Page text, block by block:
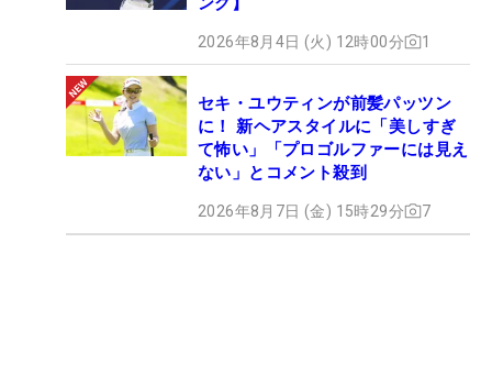
2026年8月4日 (火) 12時00分 1
セキ・ユウティンが前髪パッツン
に！ 新ヘアスタイルに「美しすぎ
て怖い」「プロゴルファーには見え
ない」とコメント殺到
2026年8月7日 (金) 15時29分 7